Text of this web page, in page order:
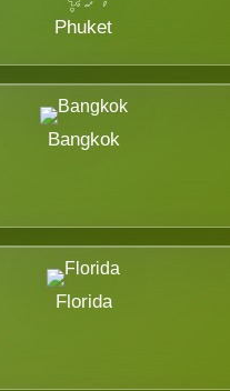
Phuket
Bangkok
Florida